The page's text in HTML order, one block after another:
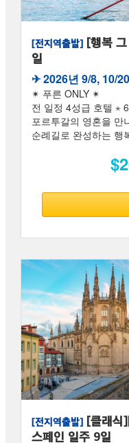
[전지역출발] [행복
일
✈︎ 2026년 9/8, 10/
✴ 푸른 ONLY ✴
전 일정 4성급 호텔 ⋆
포르투갈의 영혼을 만
순례길로 완성하는 행
[전지역출발] [클래식
스페인 일주 9일